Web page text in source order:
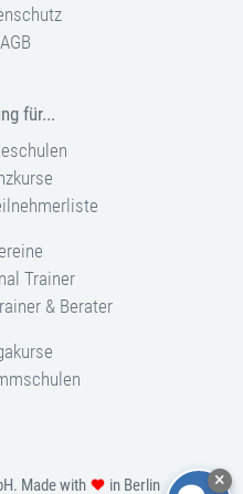
AGB
für...
Trainer
& Berater
Made with in Berlin